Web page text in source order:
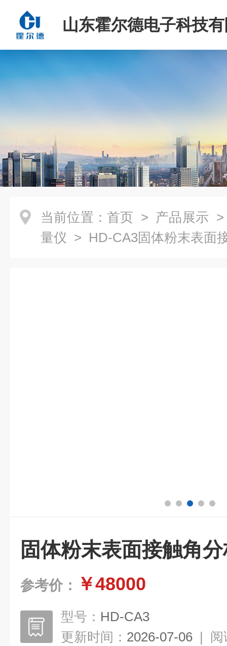
山东霍尔德电子科技
当前位置： 首页 > 产品展示
量仪 > HD-CA3固体粉末表面
固体粉末表面接触角
参考价： ￥48000
型号： HD-CA3
更新时间： 2026-07-06 | 阅